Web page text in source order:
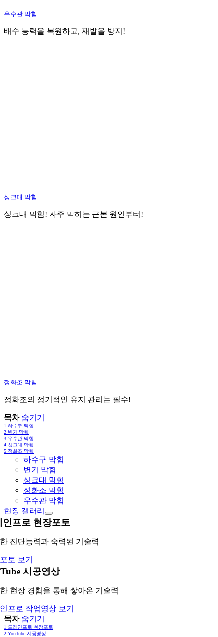
우수관 막힘
배수 능력을 복원하고, 재발을 방지!
싱크대 막힘
싱크대 막힘! 자주 막히는 근본 원인부터!
정화조 막힘
정화조의 정기적인 유지 관리는 필수!
목차 숨기기
1 하수구 막힘
2 변기 막힘
3 우수관 막힘
4 싱크대 막힘
5 정화조 막힘
하수구 막힘
변기 막힘
싱크대 막힘
정화조 막힘
우수관 막힘
현장 갤러리
인프로 현장포토
진단능력과 숙력된 기술력
토 보기
시공영상
현장 경험을 통해 쌓아온 기술력
프로 작업영상 보기
목차 숨기기
1 드레인프로 현장포토
2 YouTube 시공영상